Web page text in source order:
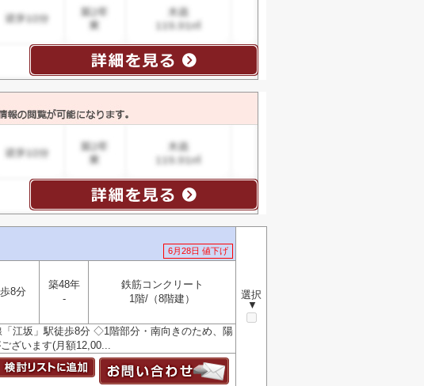
6月28日 値下げ
選択
▼
8分
築48年
-
鉄筋コンクリート
1階/（8階建）
江坂」駅徒歩8分 ◇1階部分・南向きのため、陽
ざいます(月額12,00...